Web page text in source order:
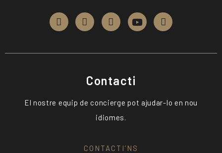
Contacti
El nostre equip de concierge pot ajudar-lo en nou
idiomes.
CONTACTI’NS